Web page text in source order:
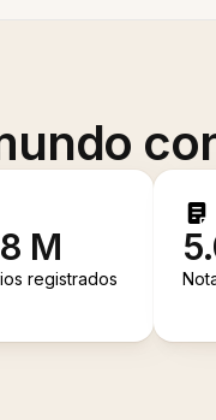
M
registrados